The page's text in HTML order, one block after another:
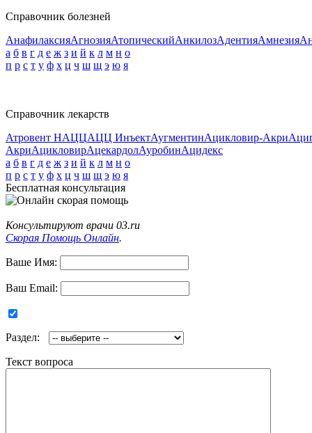
Справочник болезней
АнафилаксияАгнозияАтопическийАнкилозАдентияАмнезия
а б в г д е ж з и й к л м н о
п р с т у ф х ц ч ш щ э ю я
Справочник лекарств
Атровент НАЦЦАЦЦ ИнъектАугментинАцикловир-Акри
АкриАцикловирАцекардолАуробинАцидекс
а б в г д е ж з и й к л м н о
п р с т у ф х ц ч ш щ э ю я
Бесплатная консультация
Консультируют врачи 03.ru
Скорая Помощь Онлайн.
Ваше Имя:
Ваш Email:
Раздел:
Текст вопроса